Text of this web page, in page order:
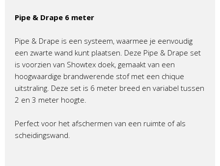
Pipe & Drape 6 meter
Pipe & Drape is een systeem, waarmee je eenvoudig
een zwarte wand kunt plaatsen. Deze Pipe & Drape set
is voorzien van Showtex doek, gemaakt van een
hoogwaardige brandwerende stof met een chique
uitstraling. Deze set is 6 meter breed en variabel tussen
2 en 3 meter hoogte.
Perfect voor het afschermen van een ruimte of als
scheidingswand.